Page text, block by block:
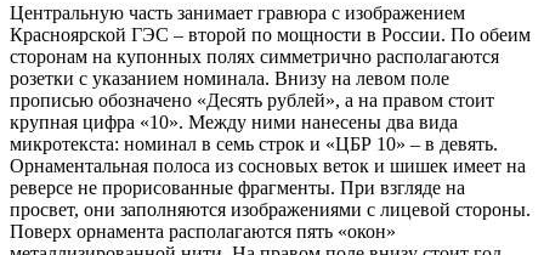
Центральную часть занимает гравюра с изображением
Красноярской ГЭС – второй по мощности в России. По обеим
сторонам на купонных полях симметрично располагаются
розетки с указанием номинала. Внизу на левом поле
прописью обозначено «Десять рублей», а на правом стоит
крупная цифра «10». Между ними нанесены два вида
микротекста: номинал в семь строк и «ЦБР 10» – в девять.
Орнаментальная полоса из сосновых веток и шишек имеет на
реверсе не прорисованные фрагменты. При взгляде на
просвет, они заполняются изображениями с лицевой стороны.
Поверх орнамента располагаются пять «окон»